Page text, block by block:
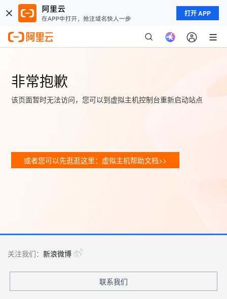
打开 APP
非常抱歉
该页面暂时无法访问，您可以到虚拟主机控制台重新启动站点
或者您可以先逛逛这里：虚拟主机帮助文档>>